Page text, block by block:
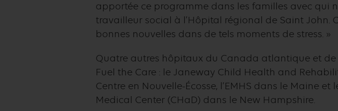
apportée ce programme dans les familles avec qui
travailleur social à l’Hôpital régional de Saint John.
bonnes nouvelles dans de tels moments de stress. »
Quatre autres hôpitaux du Canada atlantique et
Fuel the Care : le Janeway Child Health and
Centre en Nouvelle-Écosse, l’EMHS dans le Maine
Medical Center (CHaD) dans le New Hampshire.